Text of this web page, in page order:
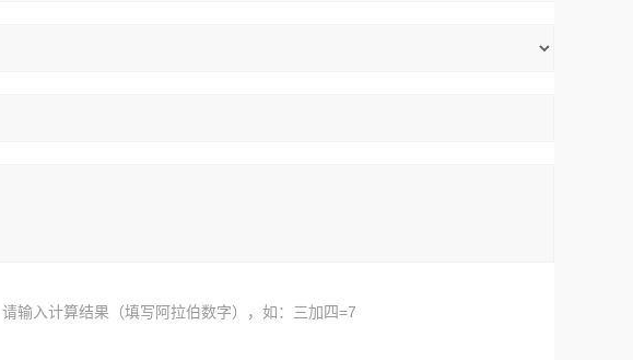
请输入计算结果（填写阿拉伯数字），如：三加四=7